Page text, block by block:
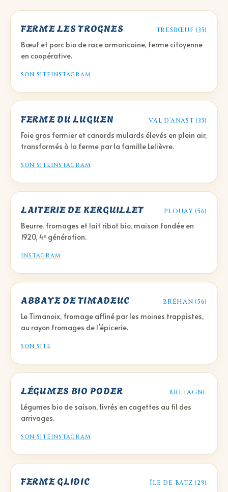
FERME LES TROGNES TRESBŒUF (35)
Bœuf et porc bio de race armoricaine, ferme citoyenne
en coopérative.
SON SITEINSTAGRAM
FERME DU LUGUEN VAL D’ANAST (35)
Foie gras fermier et canards mulards élevés en plein air,
transformés à la ferme par la famille Lelièvre.
SON SITEINSTAGRAM
LAITERIE DE KERGUILLET PLOUAY (56)
Beurre, fromages et lait ribot bio, maison fondée en
1920, 4ᵉ génération.
INSTAGRAM
ABBAYE DE TIMADEUC BRÉHAN (56)
Le Timanoix, fromage affiné par les moines trappistes,
au rayon fromages de l’épicerie.
SON SITE
LÉGUMES BIO PODER BRETAGNE
Légumes bio de saison, livrés en cagettes au fil des
arrivages.
SON SITEINSTAGRAM
FERME GLIDIC ÎLE DE BATZ (29)